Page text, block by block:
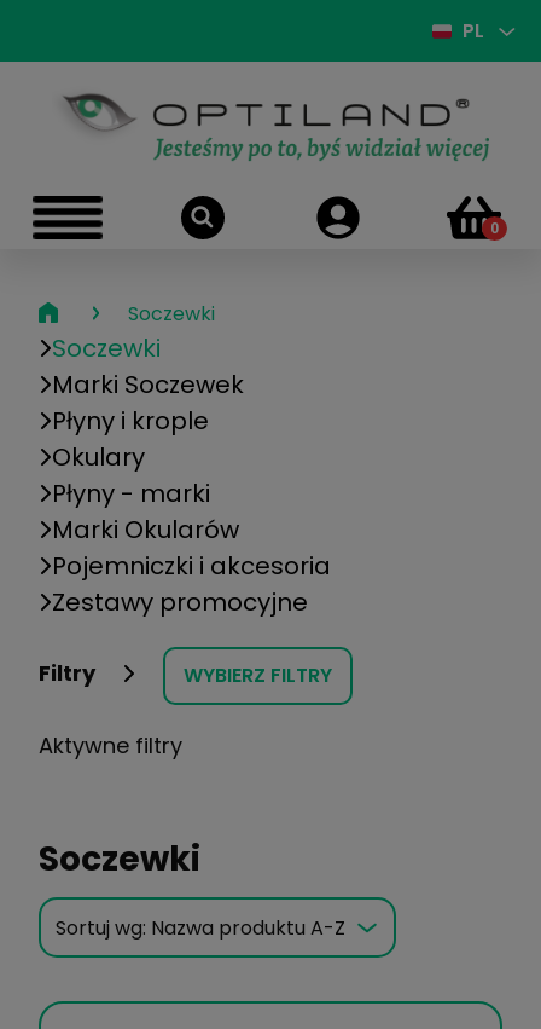
PL
› Soczewki
Soczewki
Marki Soczewek
Płyny i krople
Okulary
Płyny - marki
Marki Okularów
Pojemniczki i akcesoria
Zestawy promocyjne
Filtry WYBIERZ FILTRY
Aktywne filtry
Soczewki
Sortuj wg: Nazwa produktu A-Z